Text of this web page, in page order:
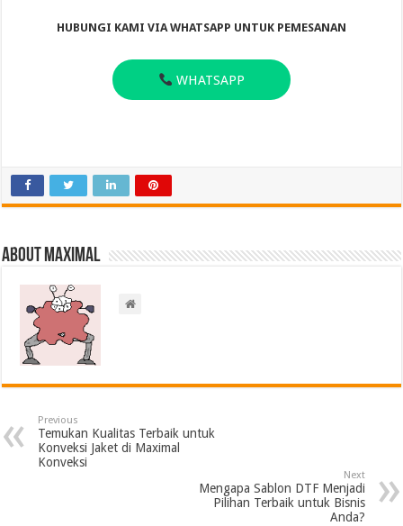
HUBUNGI KAMI VIA WHATSAPP UNTUK PEMESANAN
WHATSAPP
About Maximal
Previous
Temukan Kualitas Terbaik untuk
Konveksi Jaket di Maximal
Konveksi
Next
Mengapa Sablon DTF Menjadi
Pilihan Terbaik untuk Bisnis
Anda?